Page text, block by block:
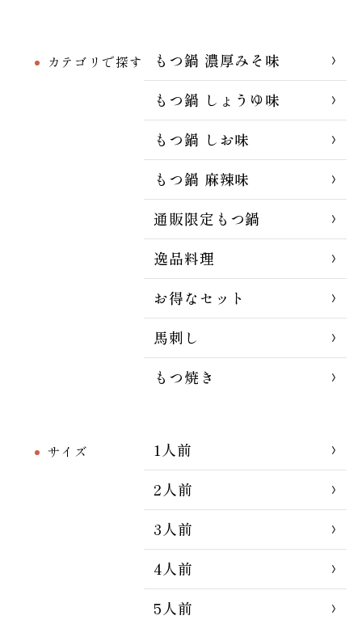
カテゴリで探す
もつ鍋 濃厚みそ味
もつ鍋 しょうゆ味
もつ鍋 しお味
もつ鍋 麻辣味
通販限定もつ鍋
逸品料理
お得なセット
馬刺し
もつ焼き
サイズ
1人前
2人前
3人前
4人前
5人前